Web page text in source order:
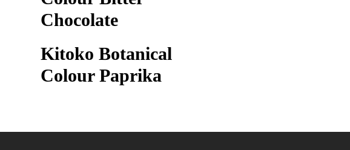
Chocolate
Kitoko Botanical
Colour Paprika